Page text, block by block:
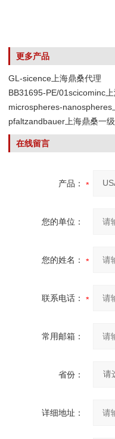
更多产品
GL-sicence上海鼎桑代理
BB31695-PE/01scicominc
代理
microspheres-nanospheres
代理
pfaltzandbauer上海鼎桑一
在线留言
产品：
您的单位：
您的姓名：
联系电话：
常用邮箱：
省份：
详细地址：